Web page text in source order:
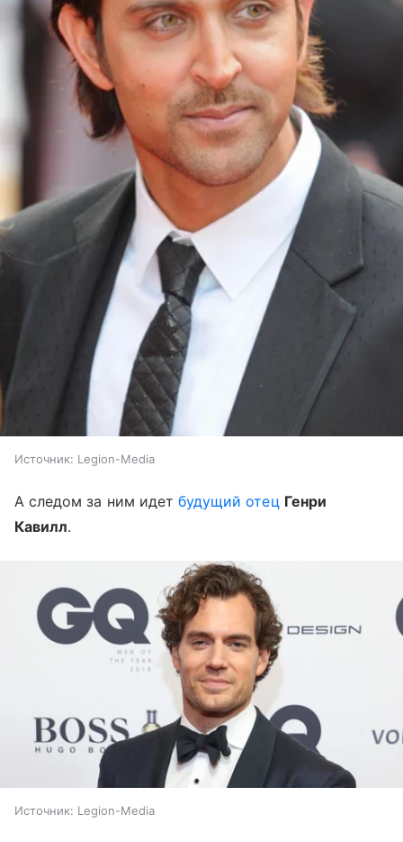
Источник: Legion-Media
А следом за ним идетбудущий отец Генри
Кавилл.
Источник: Legion-Media